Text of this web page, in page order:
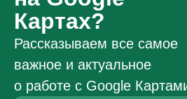
Картах?
Рассказываем все самое
важное и актуальное
о работе с Google